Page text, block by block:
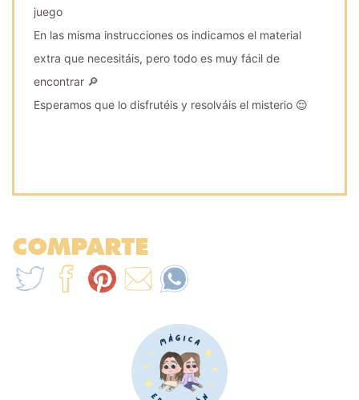
juego
En las misma instrucciones os indicamos el material
extra que necesitáis, pero todo es muy fácil de
encontrar 🔎
Esperamos que lo disfrutéis y resolváis el misterio 😌
COMPARTE